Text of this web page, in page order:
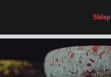
Sklep